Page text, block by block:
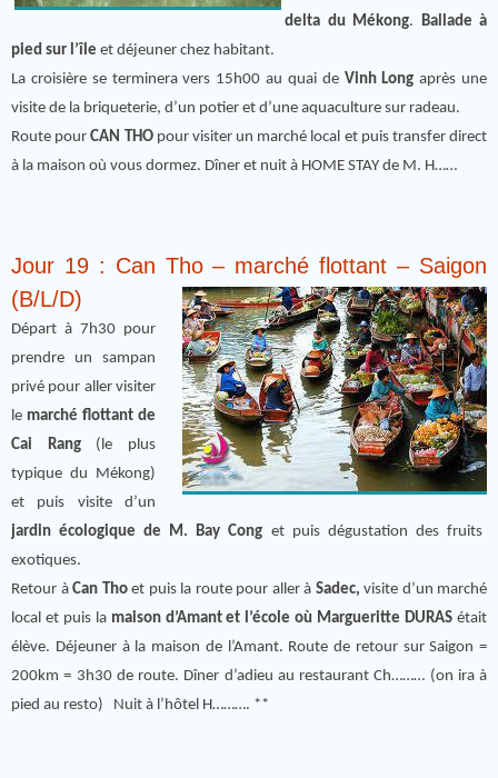
delta du Mékong.
Ballade à
pied sur l’île et déjeuner chez habitant.
La croisière se terminera vers 15h00 au quai deVinh Long après une
visite de la briqueterie, d’un potier et d’une aquaculture sur radeau.
Route pourCAN THOpour visiter un marché local et puis transfer direct
à la maison où vous dormez. Dîner et nuit à HOME STAY de M. H……
Jour 19 : Can Tho – marché flottant – Saigon
(B/L/D)
Départ à 7h30 pour
prendre un sampan
privé pour aller visiter
le marché flottant de
Cai Rang(le plus
typique du Mékong)
et puis visite d’un
jardin écologique de M. Bay Cong et puis dégustation des fruits
exotiques.
Retour à Can Thoet puis la route pour aller à Sadec, visite d’un marché
local et puis la maison d’Amant et l’école où Margueritte DURAS était
élève. Déjeuner à la maison de l’Amant. Route de retour sur Saigon =
200km = 3h30 de route. Dîner d’adieu au restaurant Ch……… (on ira à
pied au resto) Nuit à l’hôtel H………. **